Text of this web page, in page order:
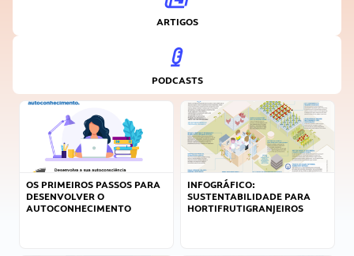
ARTIGOS
PODCASTS
OS PRIMEIROS PASSOS PARA
DESENVOLVER O
AUTOCONHECIMENTO
INFOGRÁFICO:
SUSTENTABILIDADE PARA
HORTIFRUTIGRANJEIROS